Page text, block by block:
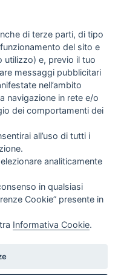
al trattamento
(newsletter, novità,
di terze parti, di tipo
del sito e
utilizzo) e, previo il tuo
messaggi pubblicitari
nell’ambito
navigazione in rete e/o
dei comportamenti dei
all’uso di tutti i
analiticamente
in qualsiasi
Cookie” presente in
Informativa Cookie.